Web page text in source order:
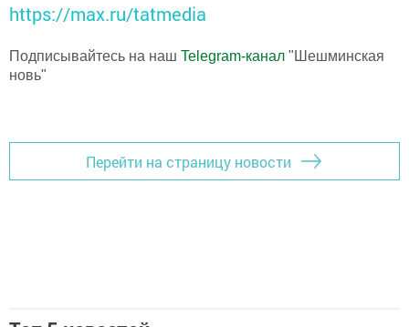
https://max.ru/tatmedia
Подписывайтесь на наш Telegram-канал "Шешминская
новь"
Перейти на страницу новости